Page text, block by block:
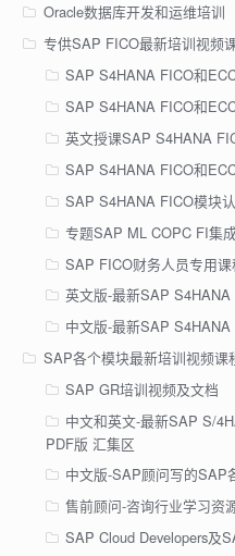
Oracle数据库开发和运维培训
专供SAP FICO最新培训视频
SAP S4HANA FICO和
SAP S4HANA FICO和
英文授课SAP S4HANA
SAP S4HANA FICO和
SAP S4HANA FICO模块
专题SAP ML COPC FI集
SAP FICO财务人员专用课
英文版-最新SAP S4HANA
中文版-最新SAP S4HANA
SAP各个模块最新培训视频课
SAP GR培训视频及文档
中文和英文-最新SAP S/
PDF版 汇集区
中文版-SAP顾问写的SAP
售前顾问-咨询行业学习资
SAP Cloud Developers及